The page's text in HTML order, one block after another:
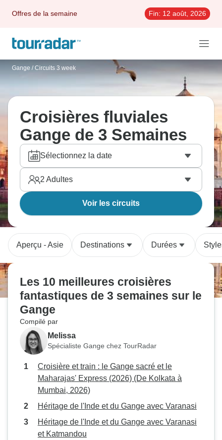
Offres de la semaine Fin: 12 août, 2026
Gange / Circuits 3 week
Croisières fluviales
Gange de 3 Semaines
Sélectionnez la date
2 Adultes
Voir les circuits
Aperçu - Asie Destinations Durées
Les 10 meilleures croisières
fantastiques de 3 semaines sur le
Gange
Compilé par
Melissa
Spécialiste Gange chez TourRadar
Croisière et train : le Gange sacré et le
Maharajas' Express (2026) (De Kolkata à
Mumbai, 2026)
Héritage de l'Inde et du Gange avec Varanasi
Héritage de l'Inde et du Gange avec Varanasi
et Katmandou